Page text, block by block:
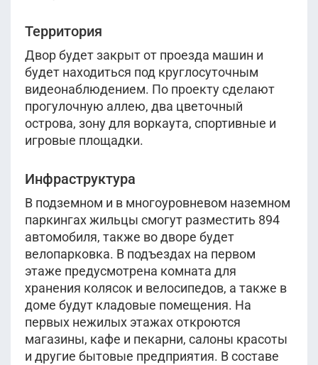
Территория
Двор будет закрыт от проезда машин и
будет находиться под круглосуточным
видеонаблюдением. По проекту сделают
прогулочную аллею, два цветочный
острова, зону для воркаута, спортивные и
игровые площадки.
Инфраструктура
В подземном и в многоуровневом наземном
паркингах жильцы смогут разместить 894
автомобиля, также во дворе будет
велопарковка. В подъездах на первом
этаже предусмотрена комната для
хранения колясок и велосипедов, а также в
доме будут кладовые помещения. На
первых нежилых этажах откроются
магазины, кафе и пекарни, салоны красоты
и другие бытовые предприятия. В составе